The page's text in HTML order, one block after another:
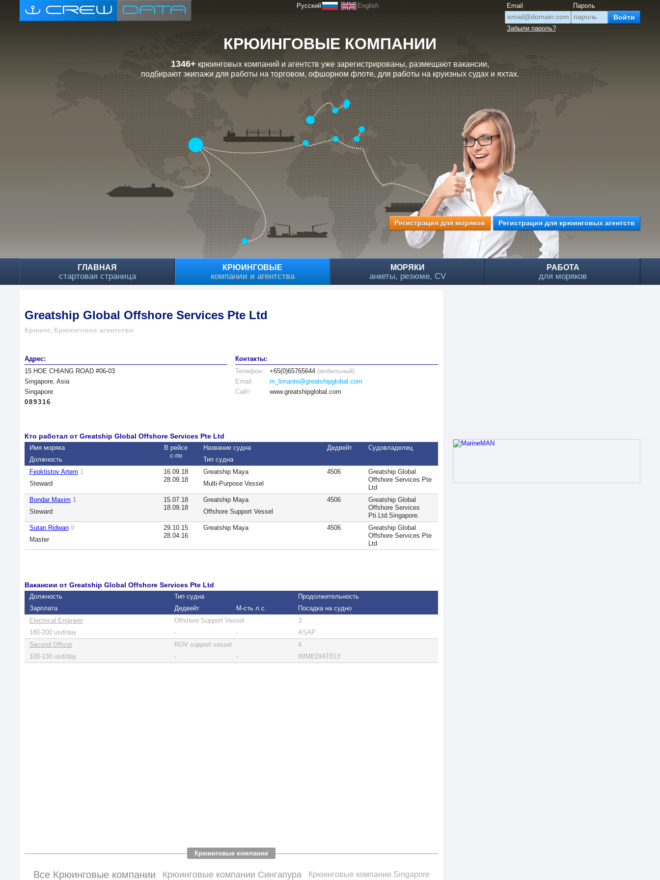
Русский English Email Пароль
Забыли пароль?
КРЮИНГОВЫЕ КОМПАНИИ
1346+крюинговых компаний и агентств уже зарегистрированы, размещают вакансии,
подбирают экипажи для работы на торговом, офшорном флоте, для работы на круизных судах и яхтах.
Регистрация для моряков Регистрация для крюинговых агентств
ГЛАВНАЯ
стартовая страница
КРЮИНГОВЫЕ
компании и агентства
МОРЯКИ
анкеты, резюме, CV
РАБОТА
для моряков
Greatship Global Offshore Services Pte Ltd
Крюинг, Крюинговое агентство
Адрес:
15 HOE CHIANG ROAD #06-03
Singapore, Asia
Singapore
089316
Контакты:
Телефон:
+65(0)65765644 (мобильный)
Email:
m_limanto@greatshipglobal.com
Сайт:
www.greatshipglobal.com
Кто работал от Greatship Global Offshore Services Pte Ltd
Имя моряка
Должность
В рейсе
с-по
Название судна
Тип судна
Дедвейт Судовладелец
Feoktistov Artem 1
Steward
16.09.18
28.09.18
Greatship Maya
Multi-Purpose Vessel
4506
Greatship Global
Offshore Services Pte
Ltd
Bondar Maxim 1
Steward
15.07.18
18.09.18
Greatship Maya
Offshore Support Vessel
4506
Greatship Global
Offshore Services
Pti.Ltd.Singapore.
Sutan Ridwan 9
Master
29.10.15
28.04.16
Greatship Maya 4506
Greatship Global
Offshore Services Pte
Ltd
Вакансии от Greatship Global Offshore Services Pte Ltd
Должность
Зарплата
Тип судна
Дедвейт
М-сть л.с.
Продолжительность
Посадка на судно
Electrical Engineer
180-200 usd/day
Offshore Support Vessel
-
-
3
ASAP
Second Officer
100-130 usd/day
ROV support vessel
-
-
4
IMMEDIATELY
Крюинговые компании
Все Крюинговые компании Крюинговые компании Сингапура Крюинговые компании Singapore